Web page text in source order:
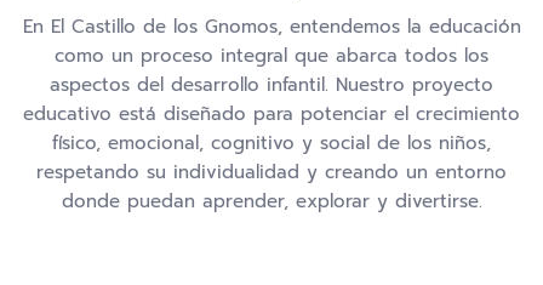
En El Castillo de los Gnomos, entendemos la educación
como un proceso integral que abarca todos los
aspectos del desarrollo infantil. Nuestro proyecto
educativo está diseñado para potenciar el crecimiento
físico, emocional, cognitivo y social de los niños,
respetando su individualidad y creando un entorno
donde puedan aprender, explorar y divertirse.